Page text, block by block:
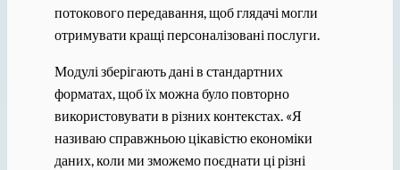
потокового передавання, щоб глядачі могли
отримувати кращі персоналізовані послуги.
Модулі зберігають дані в стандартних
форматах, щоб їх можна було повторно
використовувати в різних контекстах. «Я
називаю справжньою цікавістю економіки
даних, коли ми зможемо поєднати ці різні